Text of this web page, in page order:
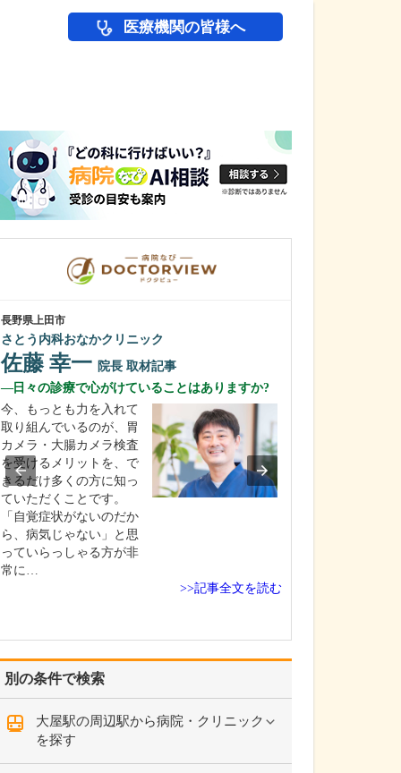
医療機関の皆様へ
別の条件で検索
大屋駅の周辺駅から病院・クリニック
を探す
長野県上田市
さとう内科おなかクリニック
佐藤 幸一 院長 取材記事
日々の診療で心がけていることはありますか?
今、もっとも力を入れて
取り組んでいるのが、胃
カメラ・大腸カメラ検査
を受けるメリットを、で
きるだけ多くの方に知っ
ていただくことです。
「自覚症状がないのだか
ら、病気じゃない」と思
っていらっしゃる方が非
常に…
>>記事全文を読む